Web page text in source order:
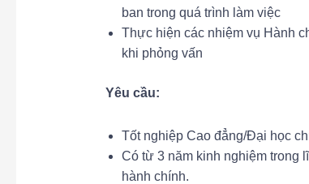
ban trong quá trình làm việc
Thực hiện các nhiệm vụ Hành
khi phỏng vấn
Yêu cầu:
Tốt nghiệp Cao đẳng/Đại học
Có từ 3 năm kinh nghiệm trong
hành chính.